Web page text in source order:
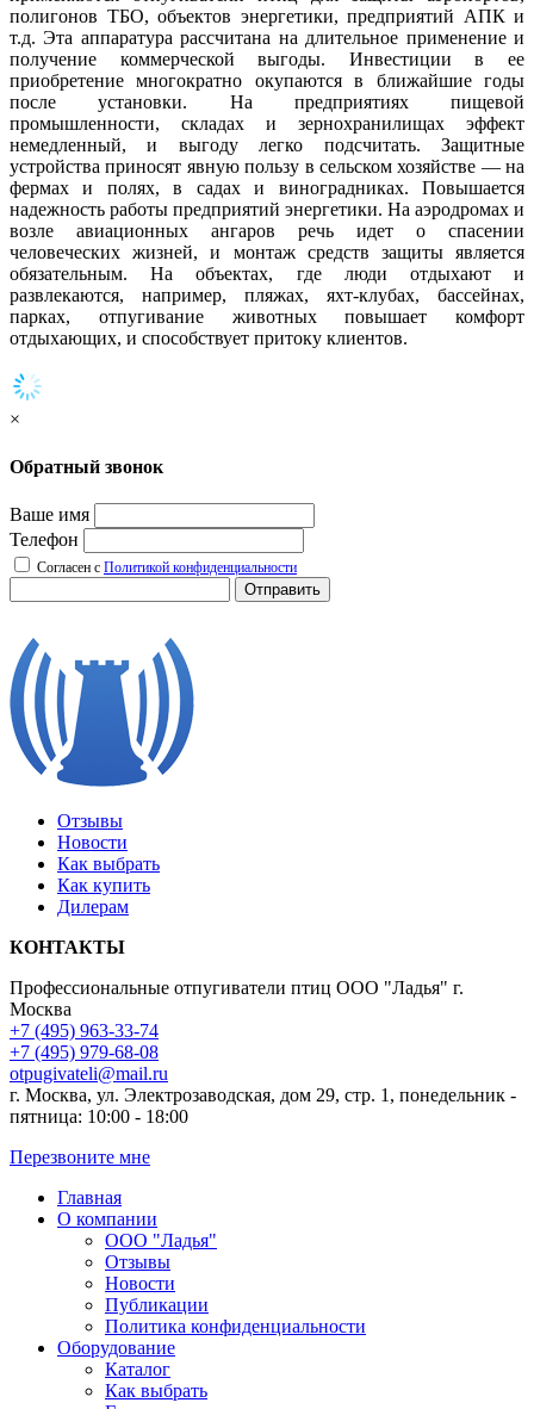
полигонов ТБО, объектов энергетики, предприятий АПК и
т.д. Эта аппаратура рассчитана на длительное применение и
получение коммерческой выгоды. Инвестиции в ее
приобретение многократно окупаются в ближайшие годы
после установки. На предприятиях пищевой
промышленности, складах и зернохранилищах эффект
немедленный, и выгоду легко подсчитать. Защитные
устройства приносят явную пользу в сельском хозяйстве — на
фермах и полях, в садах и виноградниках. Повышается
надежность работы предприятий энергетики. На аэродромах и
возле авиационных ангаров речь идет о спасении
человеческих жизней, и монтаж средств защиты является
обязательным. На объектах, где люди отдыхают и
развлекаются, например, пляжах, яхт-клубах, бассейнах,
парках, отпугивание животных повышает комфорт
отдыхающих, и способствует притоку клиентов.
×
Обратный звонок
Ваше имя
Телефон
Согласен с Политикой конфиденциальности
Отправить
Отзывы
Новости
Как выбрать
Как купить
Дилерам
КОНТАКТЫ
Профессиональные отпугиватели птиц ООО "Ладья" г.
Москва
+7 (495) 963-33-74
+7 (495) 979-68-08
otpugivateli@mail.ru
г. Москва, ул. Электрозаводская, дом 29, стр. 1, понедельник -
пятница: 10:00 - 18:00
Перезвоните мне
Главная
О компании
ООО "Ладья"
Отзывы
Новости
Публикации
Политика конфиденциальности
Оборудование
Каталог
Как выбрать